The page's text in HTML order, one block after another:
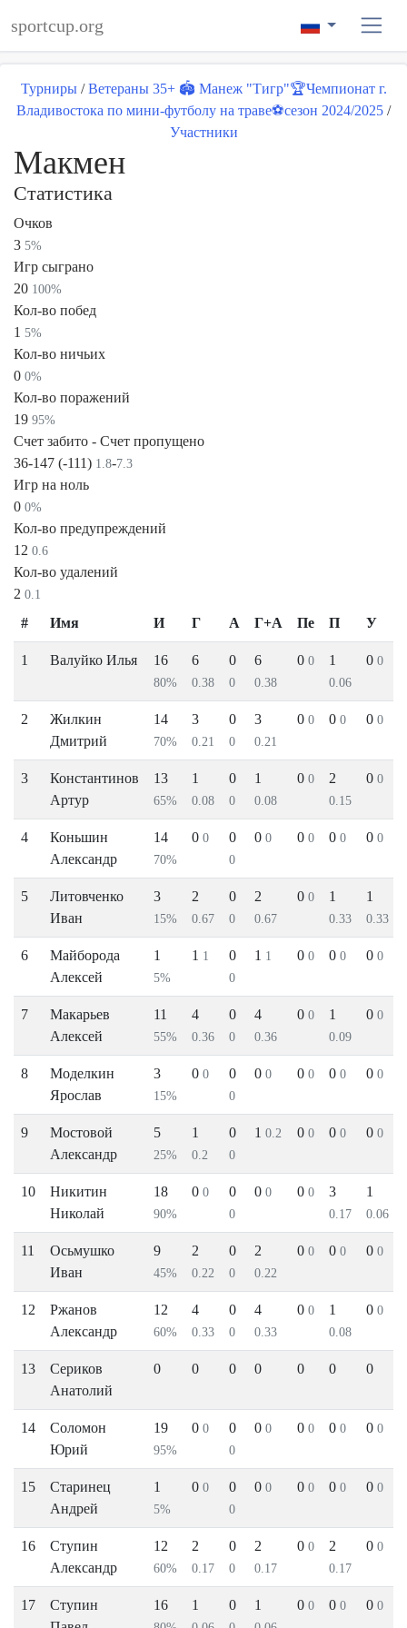
sportcup.org
Турниры / Ветераны 35+ 🏟 Манеж "Тигр"🏆Чемпионат г.
Владивостока по мини-футболу на траве⚽️сезон 2024/2025 /
Участники
Макмен
Статистика
Очков
3 5%
Игр сыграно
20 100%
Кол-во побед
1 5%
Кол-во ничьих
0 0%
Кол-во поражений
19 95%
Счет забито - Счет пропущено
36-147 (-111) 1.8-7.3
Игр на ноль
0 0%
Кол-во предупреждений
12 0.6
Кол-во удалений
2 0.1
# Имя И Г А Г+А Пе П У
1 Валуйко Илья 16
80%
6
0.38
0
0
6
0.38
0 0 1
0.06
0 0
2
Жилкин
Дмитрий
14
70%
3
0.21
0
0
3
0.21
0 0 0 0 0 0
3
Константинов
Артур
13
65%
1
0.08
0
0
1
0.08
0 0 2
0.15
0 0
4
Коньшин
Александр
14
70%
0 0 0
0
0 0 0 0 0 0 0 0
5
Литовченко
Иван
3
15%
2
0.67
0
0
2
0.67
0 0 1
0.33
1
0.33
6
Майборода
Алексей
1
5%
1 1 0
0
1 1 0 0 0 0 0 0
7
Макарьев
Алексей
11
55%
4
0.36
0
0
4
0.36
0 0 1
0.09
0 0
8
Моделкин
Ярослав
3
15%
0 0 0
0
0 0 0 0 0 0 0 0
9
Мостовой
Александр
5
25%
1
0.2
0
0
1 0.2 0 0 0 0 0 0
10
Никитин
Николай
18
90%
0 0 0
0
0 0 0 0 3
0.17
1
0.06
11
Осьмушко
Иван
9
45%
2
0.22
0
0
2
0.22
0 0 0 0 0 0
12
Ржанов
Александр
12
60%
4
0.33
0
0
4
0.33
0 0 1
0.08
0 0
13
Сериков
Анатолий
0 0 0 0 0 0 0
14
Соломон
Юрий
19
95%
0 0 0
0
0 0 0 0 0 0 0 0
15
Старинец
Андрей
1
5%
0 0 0
0
0 0 0 0 0 0 0 0
16
Ступин
Александр
12
60%
2
0.17
0
0
2
0.17
0 0 2
0.17
0 0
17
Ступин
16 1 0 1 0 0 0 0 0 0